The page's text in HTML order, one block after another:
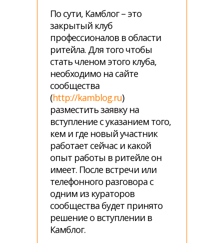
По сути, Камблог – это
закрытый клуб
профессионалов в области
ритейла. Для того чтобы
стать членом этого клуба,
необходимо на сайте
сообщества
(http://kamblog.ru)
разместить заявку на
вступление с указанием того,
кем и где новый участник
работает сейчас и какой
опыт работы в ритейле он
имеет. После встречи или
телефонного разговора с
одним из кураторов
сообщества будет принято
решение о вступлении в
Камблог.